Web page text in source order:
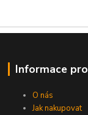
Informace
O nás
Jak nakupovat